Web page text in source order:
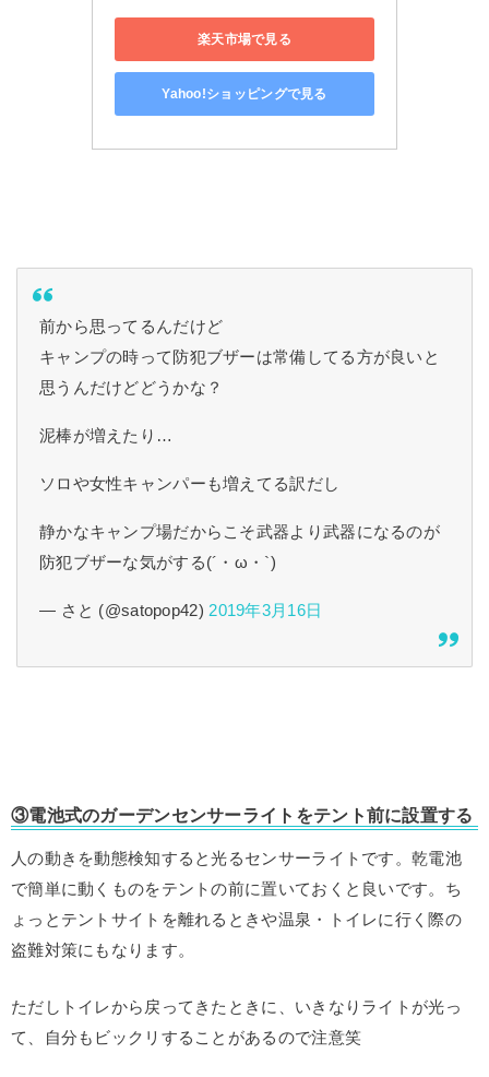
楽天市場で見る
Yahoo!ショッピングで見る
前から思ってるんだけど
キャンプの時って防犯ブザーは常備してる方が良いと
思うんだけどどうかな？
泥棒が増えたり…
ソロや女性キャンパーも増えてる訳だし
静かなキャンプ場だからこそ武器より武器になるのが
防犯ブザーな気がする(´・ω・`)
— さと (@satopop42)2019年3月16日
③電池式のガーデンセンサーライトをテント前に設置する
人の動きを動態検知すると光るセンサーライトです。乾電池
で簡単に動くものをテントの前に置いておくと良いです。ち
ょっとテントサイトを離れるときや温泉・トイレに行く際の
盗難対策にもなります。
ただしトイレから戻ってきたときに、いきなりライトが光っ
て、自分もビックリすることがあるので注意笑